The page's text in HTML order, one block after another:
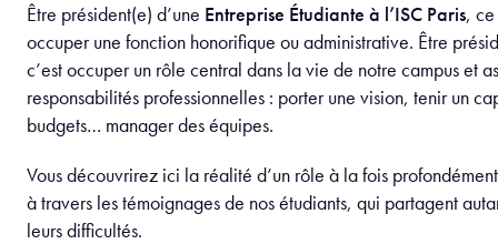
Être président(e) d’une Entreprise Étudiante à l’ISC Paris, ce
occuper une fonction honorifique ou administrative. Être
c’est occuper un rôle central dans la vie de notre campus et
responsabilités professionnelles : porter une vision, tenir un
budgets… manager des équipes.
Vous découvrirez ici la réalité d’un rôle à la fois
à travers les témoignages de nos étudiants, qui partagent
leurs difficultés.